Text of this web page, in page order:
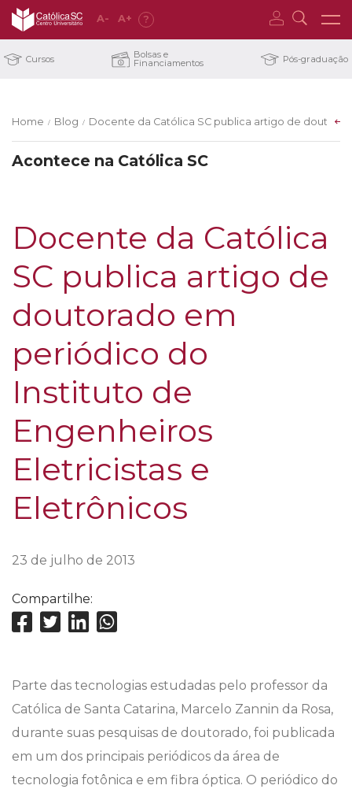
A- A+ ?
Cursos Bolsas e
Financiamentos Pós-graduação
Home / Blog / Docente da Católica SC publica artigo de
Acontece na Católica SC
Docente da Católica
SC publica artigo de
doutorado em
periódico do
Instituto de
Engenheiros
Eletricistas e
Eletrônicos
23 de julho de 2013
Compartilhe:
Parte das tecnologias estudadas pelo professor da
Católica de Santa Catarina, Marcelo Zannin da Rosa,
durante suas pesquisas de doutorado, foi publicada
em um dos principais periódicos da área de
tecnologia fotônica e em fibra óptica. O periódico do